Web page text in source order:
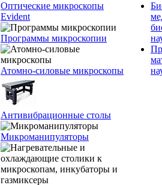
Оптические микроскопы
Evident
Программы микроскопии
Атомно-силовые микроскопы
Антивибрационные столы
Микроманипуляторы